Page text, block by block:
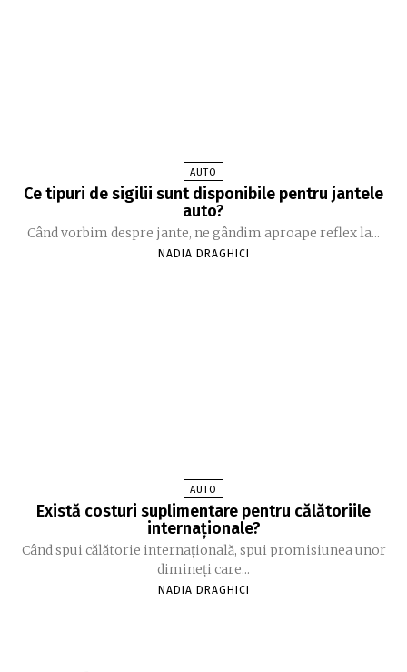
AUTO
Ce tipuri de sigilii sunt disponibile pentru jantele
auto?
Când vorbim despre jante, ne gândim aproape reflex la...
NADIA DRAGHICI
AUTO
Există costuri suplimentare pentru călătoriile
internaționale?
Când spui călătorie internațională, spui promisiunea unor
dimineți care...
NADIA DRAGHICI